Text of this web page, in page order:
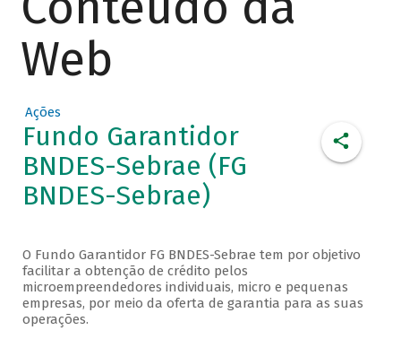
Web
Ações
Fundo Garantidor
BNDES-Sebrae (FG
BNDES-Sebrae)
O Fundo Garantidor FG BNDES-Sebrae tem por objetivo
facilitar a obtenção de crédito pelos
microempreendedores individuais, micro e pequenas
empresas, por meio da oferta de garantia para as suas
operações.